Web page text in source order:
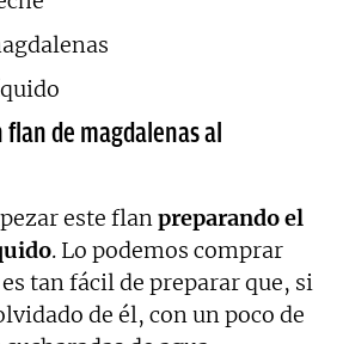
de magdalenas al
este flan preparando el
. Lo podemos comprar
tan fácil de preparar que, si
de él, con un poco de